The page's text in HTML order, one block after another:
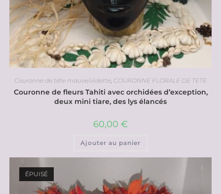
Couronne de tête mauve/violette COURONNE FLORALE DE TETE
Couronne de fleurs Tahiti avec orchidées d’exception,
deux mini tiare, des lys élancés
60,00 €
Ajouter au panier
ÉPUISÉ